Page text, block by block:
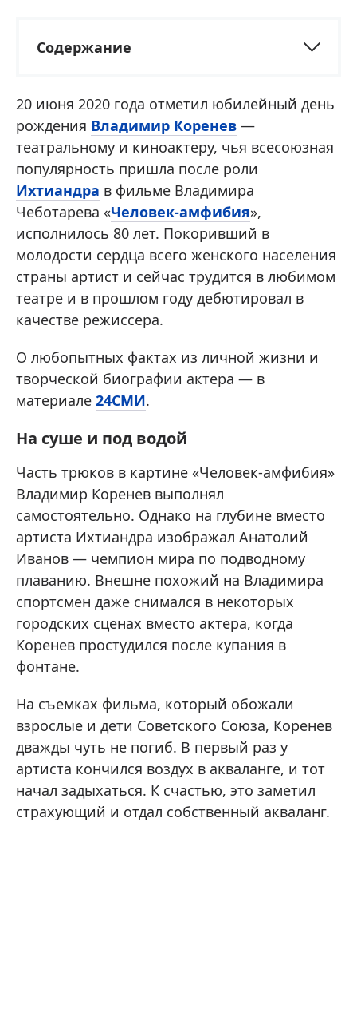
Содержание
20 июня 2020 года отметил юбилейный день
рождения Владимир Коренев —
театральному и киноактеру, чья всесоюзная
популярность пришла после роли
Ихтиандра в фильме Владимира
Чеботарева «Человек-амфибия»,
исполнилось 80 лет. Покоривший в
молодости сердца всего женского населения
страны артист и сейчас трудится в любимом
театре и в прошлом году дебютировал в
качестве режиссера.
О любопытных фактах из личной жизни и
творческой биографии актера — в
материале 24СМИ.
На суше и под водой
Часть трюков в картине «Человек-амфибия»
Владимир Коренев выполнял
самостоятельно. Однако на глубине вместо
артиста Ихтиандра изображал Анатолий
Иванов — чемпион мира по подводному
плаванию. Внешне похожий на Владимира
спортсмен даже снимался в некоторых
городских сценах вместо актера, когда
Коренев простудился после купания в
фонтане.
На съемках фильма, который обожали
взрослые и дети Советского Союза, Коренев
дважды чуть не погиб. В первый раз у
артиста кончился воздух в акваланге, и тот
начал задыхаться. К счастью, это заметил
страхующий и отдал собственный акваланг.